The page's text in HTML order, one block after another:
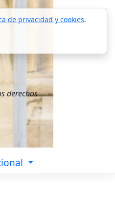
de privacidad y cookies.
derechos